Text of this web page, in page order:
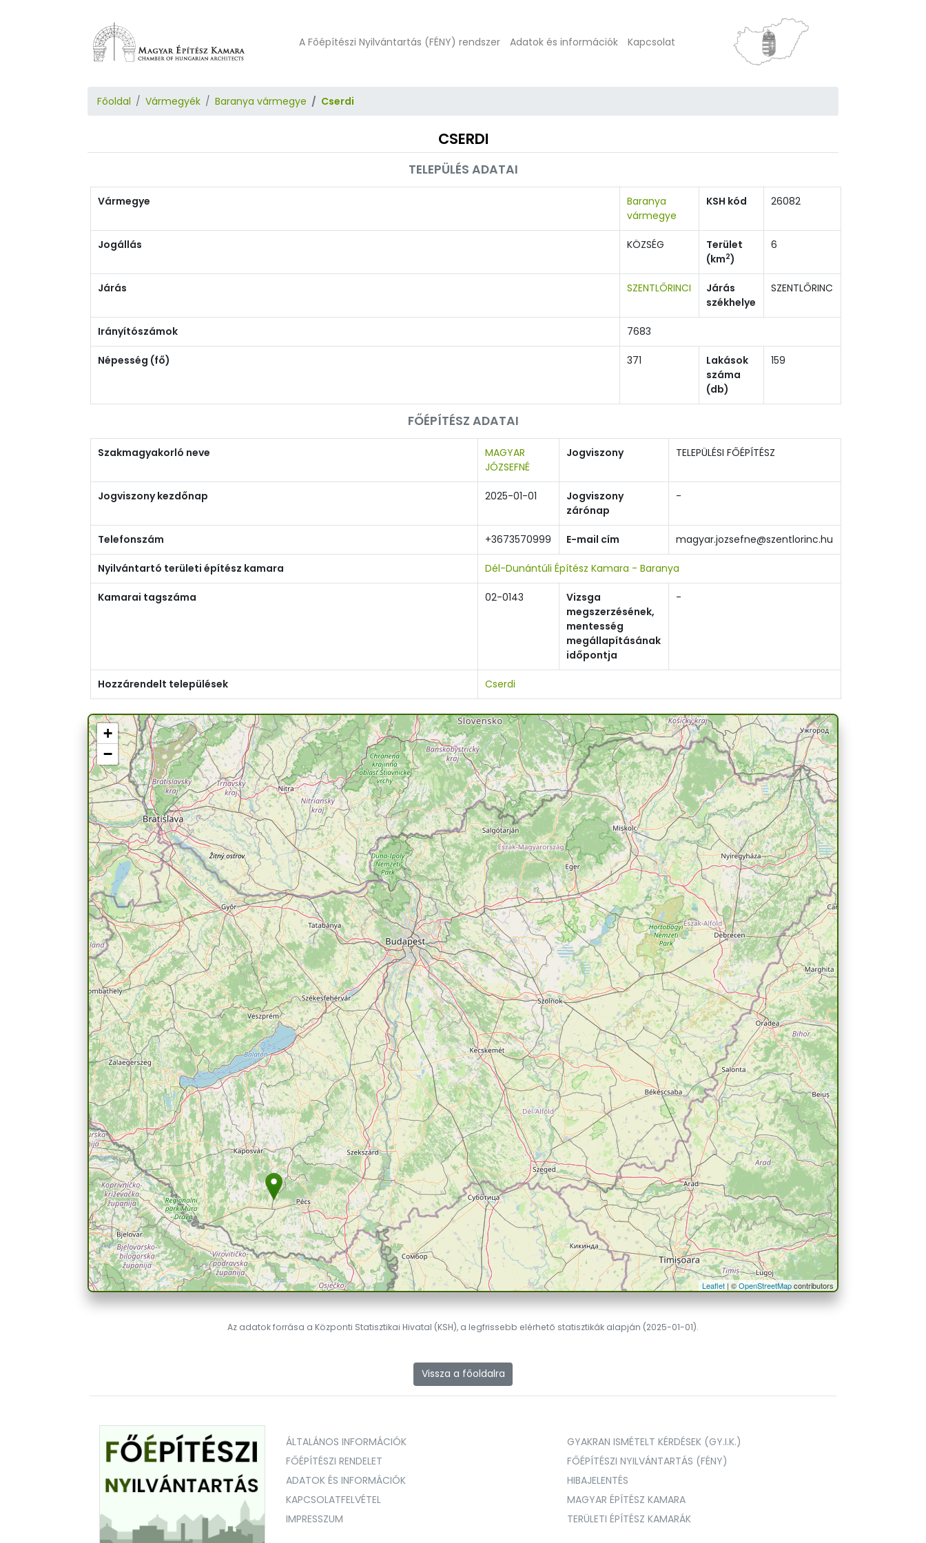
A Főépítészi Nyilvántartás (FÉNY) rendszer Adatok és információk Kapcsolat
Főoldal Vármegyék Baranya vármegye Cserdi
CSERDI
TELEPÜLÉS ADATAI
Vármegye
Baranya
vármegye
KSH kód 26082
Jogállás KÖZSÉG
Terület
(km2)
6
Járás SZENTLŐRINCI
Járás
székhelye
SZENTLŐRINC
Irányítószámok 7683
Népesség (fő) 371
Lakások
száma
(db)
159
FŐÉPÍTÉSZ ADATAI
Szakmagyakorló neve
MAGYAR
JÓZSEFNÉ
Jogviszony TELEPÜLÉSI FŐÉPÍTÉSZ
Jogviszony kezdőnap 2025-01-01
Jogviszony
zárónap
-
Telefonszám +3673570999 E-mail cím magyar.jozsefne@szentlorinc.hu
Nyilvántartó területi építész kamara Dél-Dunántúli Építész Kamara - Baranya
Kamarai tagszáma 02-0143
Vizsga
megszerzésének,
mentesség
megállapításának
időpontja
-
Hozzárendelt települések Cserdi
+
−
Leaflet | ©OpenStreetMapcontributors
Az adatok forrása a Központi Statisztikai Hivatal (KSH), a legfrissebb elérhető statisztikák alapján (2025-01-01).
Vissza a főoldalra
ÁLTALÁNOS INFORMÁCIÓK
GYAKRAN ISMÉTELT KÉRDÉSEK (GY.I.K.)
FŐÉPÍTÉSZI RENDELET
FŐÉPÍTÉSZI NYILVÁNTARTÁS (FÉNY)
ADATOK ÉS INFORMÁCIÓK
HIBAJELENTÉS
KAPCSOLATFELVÉTEL
MAGYAR ÉPÍTÉSZ KAMARA
IMPRESSZUM
TERÜLETI ÉPÍTÉSZ KAMARÁK